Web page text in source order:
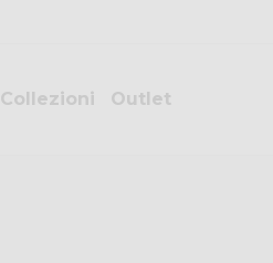
Collezioni Outlet